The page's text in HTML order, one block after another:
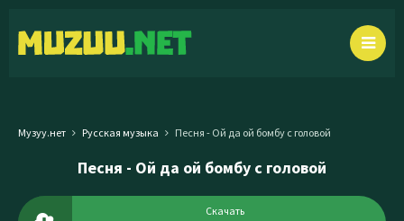
Музуу.нет Русская музыка Песня - Ой да ой бомбу с головой
Песня - Ой да ой бомбу с головой
Скачать